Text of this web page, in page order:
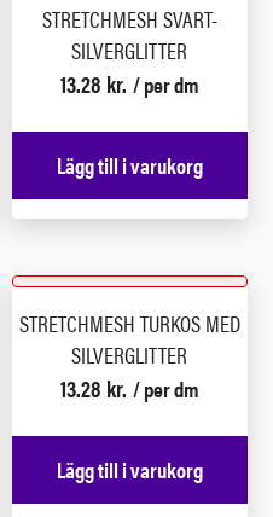
STRETCHMESH SVART-
SILVERGLITTER
13.28 kr. / per dm
Lägg till i varukorg
STRETCHMESH TURKOS MED
SILVERGLITTER
13.28 kr. / per dm
Lägg till i varukorg